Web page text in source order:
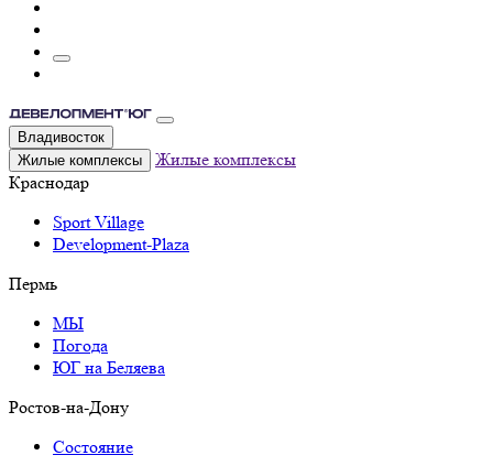
Владивосток
Жилые комплексы
Жилые комплексы
Краснодар
Sport Village
Development-Plaza
Пермь
МЫ
Погода
ЮГ на Беляева
Ростов-на-Дону
Состояние